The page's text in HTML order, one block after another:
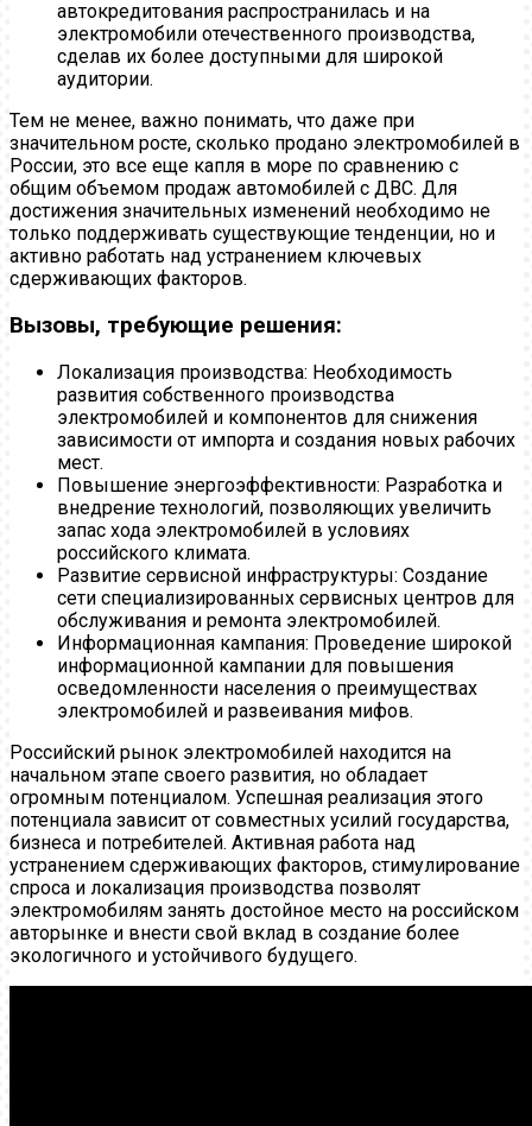
автокредитования распространилась и на
электромобили отечественного производства,
сделав их более доступными для широкой
аудитории.
Тем не менее, важно понимать, что даже при
значительном росте, сколько продано электромобилей в
России, это все еще капля в море по сравнению с
общим объемом продаж автомобилей с ДВС. Для
достижения значительных изменений необходимо не
только поддерживать существующие тенденции, но и
активно работать над устранением ключевых
сдерживающих факторов.
Вызовы, требующие решения:
Локализация производства: Необходимость
развития собственного производства
электромобилей и компонентов для снижения
зависимости от импорта и создания новых рабочих
мест.
Повышение энергоэффективности: Разработка и
внедрение технологий, позволяющих увеличить
запас хода электромобилей в условиях
российского климата.
Развитие сервисной инфраструктуры: Создание
сети специализированных сервисных центров для
обслуживания и ремонта электромобилей.
Информационная кампания: Проведение широкой
информационной кампании для повышения
осведомленности населения о преимуществах
электромобилей и развеивания мифов.
Российский рынок электромобилей находится на
начальном этапе своего развития, но обладает
огромным потенциалом. Успешная реализация этого
потенциала зависит от совместных усилий государства,
бизнеса и потребителей. Активная работа над
устранением сдерживающих факторов, стимулирование
спроса и локализация производства позволят
электромобилям занять достойное место на российском
авторынке и внести свой вклад в создание более
экологичного и устойчивого будущего.